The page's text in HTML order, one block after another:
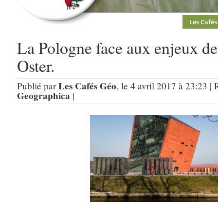
Les Cafés
La Pologne face aux enjeux
Oster.
Publié parLes Cafés Géo, le 4 avril 2017 à 23:23 |
Geographica |